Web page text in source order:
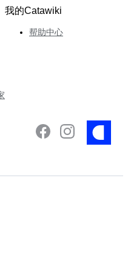
我的Catawiki
帮助中心